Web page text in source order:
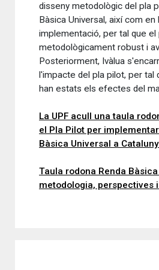
disseny metodològic del pla
Bàsica Universal, així com en
implementació, per tal que el
metodològicament robust i
Posteriorment, Ivàlua
l'impacte del pla pilot, per tal
han estats els efectes del
La UPF acull una taula
el Pla Pilot per
Bàsica Universal a
Taula rodona Renda
metodologia, perspectives